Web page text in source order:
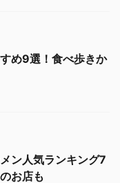
め9選！食べ歩きか
ン人気ランキング7
お店も